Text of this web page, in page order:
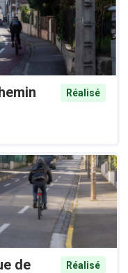
Réalisé
de
Réalisé